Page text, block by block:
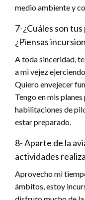
medio ambiente y
7-¿Cuáles son
¿Piensas
A toda sinceridad,
a mi vejez
Quiero envejecer
Tengo en mis
habilitaciones de
estar preparado.
8- Aparte de la
actividades
Aprovecho mi
ámbitos, estoy